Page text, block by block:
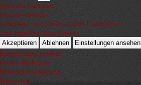
Optionen verwalten
Dienste verwalten
Verwalten von {vendor_count}-Lieferanten
Lese mehr über diese Zwecke
Akzeptieren Ablehnen Einstellungen ansehen
Einstellungen ansehen
Cookie-Richtlinie
Datenschutzerklärung
Impressum